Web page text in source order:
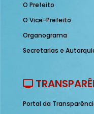
O Prefeito
O Vice-Prefeito
Organograma
Secretarias e
Portal da